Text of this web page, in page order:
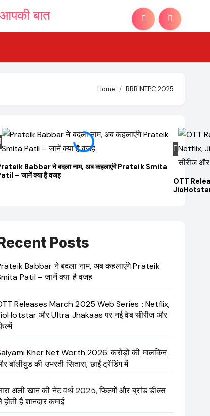
Home RRB NTPC 2025
Babbar ने बदला नाम, अब कहलाएंगे Prateik Smita
– जानें क्या है वजह
OTT
JioHotstar
Posts
Babbar ने बदला नाम, अब कहलाएंगे Prateik
Patil – जानें क्या है वजह
Releases March 2025 Web Series : Netflix,
और Ultra Jhakaas पर नई वेब सीरीज और
Kher Net Worth 2026: करोड़ों की मालकिन
बॉलीवुड की उभरती सितारा, छाईं ट्रेंडिंग में
अली खान की नेट वर्थ 2025, फिल्मों और ब्रांड डील्स
होती है शानदार कमाई